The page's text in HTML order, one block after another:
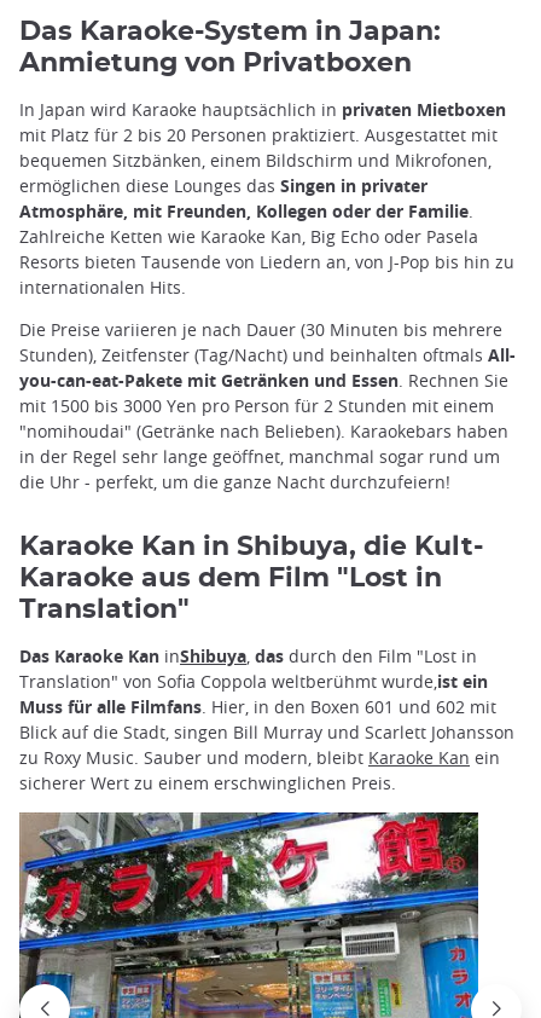
Das Karaoke-System in Japan:
Anmietung von Privatboxen
In Japan wird Karaoke hauptsächlich in privaten Mietboxen
mit Platz für 2 bis 20 Personen praktiziert. Ausgestattet mit
bequemen Sitzbänken, einem Bildschirm und Mikrofonen,
ermöglichen diese Lounges das Singen in privater
Atmosphäre, mit Freunden, Kollegen oder der Familie.
Zahlreiche Ketten wie Karaoke Kan, Big Echo oder Pasela
Resorts bieten Tausende von Liedern an, von J-Pop bis hin zu
internationalen Hits.
Die Preise variieren je nach Dauer (30 Minuten bis mehrere
Stunden), Zeitfenster (Tag/Nacht) und beinhalten oftmals All-
you-can-eat-Pakete mit Getränken und Essen. Rechnen Sie
mit 1500 bis 3000 Yen pro Person für 2 Stunden mit einem
"nomihoudai" (Getränke nach Belieben). Karaokebars haben
in der Regel sehr lange geöffnet, manchmal sogar rund um
die Uhr - perfekt, um die ganze Nacht durchzufeiern!
Karaoke Kan in Shibuya, die Kult-
Karaoke aus dem Film "Lost in
Translation"
Das Karaoke Kan inShibuya das durch den Film "Lost in
Translation" von Sofia Coppola weltberühmt wurde, ist ein
Muss für alle Filmfans . Hier, in den Boxen 601 und 602 mit
Blick auf die Stadt, singen Bill Murray und Scarlett Johansson
zu Roxy Music. Sauber und modern, bleibt Karaoke Kan ein
sicherer Wert zu einem erschwinglichen Preis.